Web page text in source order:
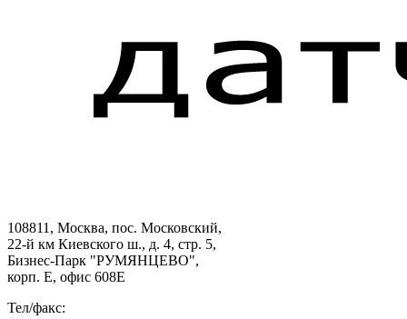
108811, Москва, пос. Московский,
22-й км Киевского ш., д. 4, стр. 5,
Бизнес-Парк "РУМЯНЦЕВО",
корп. Е, офис 608E
Тел/факс: